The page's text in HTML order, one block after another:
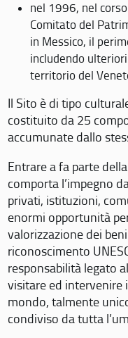
nel 1996, nel
Comitato del
in Messico, il
includendo
territorio del
Il Sito è di tipo
costituito da 25
accumunate dallo
Entrare a fa parte
comporta l’impegno
privati, istituzioni,
enormi opportunità
valorizzazione dei
riconoscimento
responsabilità legato
visitare ed intervenire
mondo, talmente
condiviso da tutta